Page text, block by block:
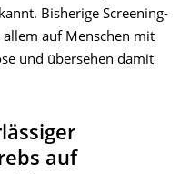
Bisherige Screening-
auf Menschen mit
und übersehen damit
auf